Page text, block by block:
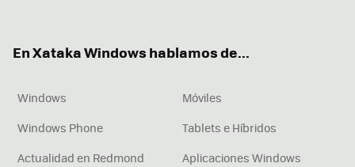
En Xataka Windows hablamos de...
Windows
Móviles
Windows Phone
Tablets e Híbridos
Actualidad en Redmond
Aplicaciones Windows